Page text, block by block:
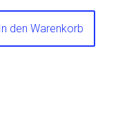
In den Warenkorb